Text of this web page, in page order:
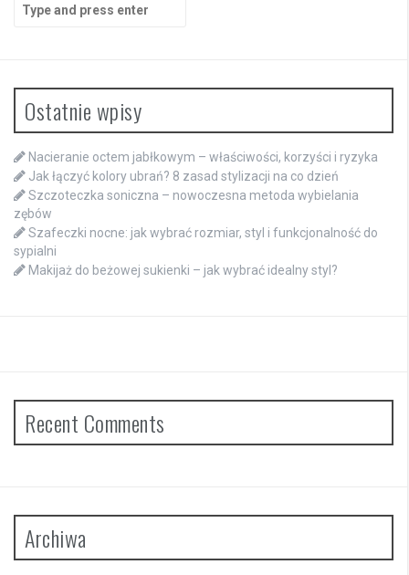
for:
Ostatnie wpisy
Nacieranie octem jabłkowym – właściwości, korzyści i ryzyka
Jak łączyć kolory ubrań? 8 zasad stylizacji na co dzień
Szczoteczka soniczna – nowoczesna metoda wybielania
zębów
Szafeczki nocne: jak wybrać rozmiar, styl i funkcjonalność do
sypialni
Makijaż do beżowej sukienki – jak wybrać idealny styl?
Recent Comments
Archiwa